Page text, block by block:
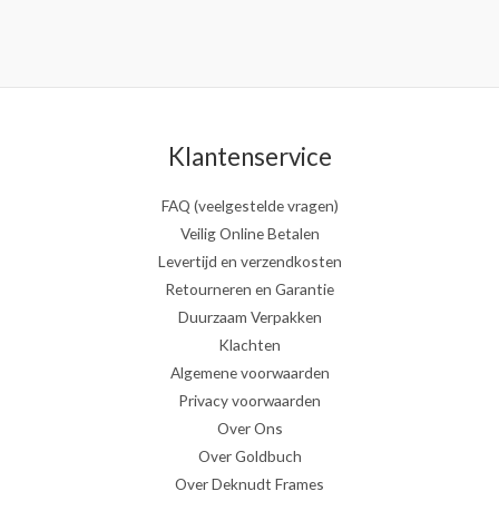
Klantenservice
FAQ (veelgestelde vragen)
Veilig Online Betalen
Levertijd en verzendkosten
Retourneren en Garantie
Duurzaam Verpakken
Klachten
Algemene voorwaarden
Privacy voorwaarden
Over Ons
Over Goldbuch
Over Deknudt Frames